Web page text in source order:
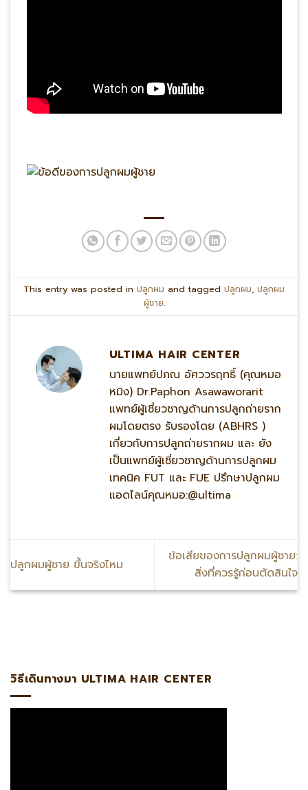
This entry was posted in ปลูกผม and tagged ปลูกผม, ปลูกผม
ผู้ชาย.
ULTIMA HAIR CENTER
นายแพทย์ปภณ อัศววรฤทธิ์ (คุณหมอ
หมิง) Dr.Paphon Asawaworarit
แพทย์ผู้เชี่ยวชาญด้านการปลูกถ่ายราก
ผมโดยตรง รับรองโดย (ABHRS )
เกี่ยวกับการปลูกถ่ายรากผม และ ยัง
เป็นแพทย์ผู้เชี่ยวชาญด้านการปลูกผม
เทคนิค FUT และ FUE ปรึกษาปลูกผม
แอดไลน์คุณหมอ:@ultima
ปลูกผมผู้ชาย ขึ้นจริงไหม
ข้อเสียของการปลูกผมผู้ชาย:
สิ่งที่ควรรู้ก่อนตัดสินใจ
วิธีเดินทางมา ULTIMA HAIR CENTER